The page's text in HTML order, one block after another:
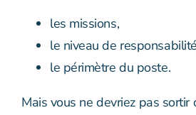
les missions,
le niveau de
le périmètre du poste.
Mais vous ne devriez pas sortir